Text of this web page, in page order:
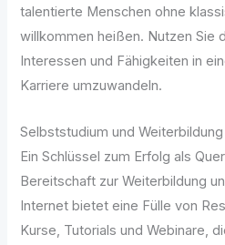
talentierte Menschen ohne
willkommen heißen. Nutzen Sie
Interessen und Fähigkeiten in
Karriere umzuwandeln.
Selbststudium und Weiterbildung
Ein Schlüssel zum Erfolg als
Bereitschaft zur Weiterbildung
Internet bietet eine Fülle von
Kurse, Tutorials und Webinare,